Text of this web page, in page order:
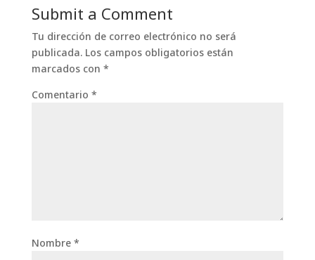
Submit a Comment
Tu dirección de correo electrónico no será
publicada. Los campos obligatorios están
marcados con *
Comentario *
Nombre *